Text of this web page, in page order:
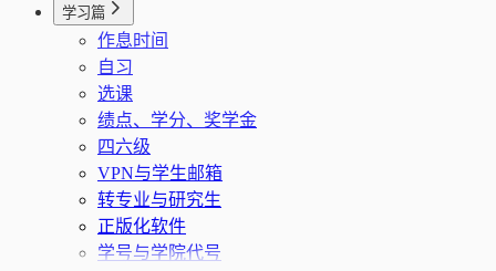
学习篇
作息时间
自习
选课
绩点、学分、奖学金
四六级
VPN与学生邮箱
转专业与研究生
正版化软件
学号与学院代号